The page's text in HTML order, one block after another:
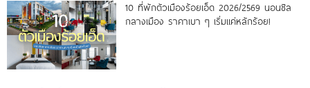
10 ที่พักตัวเมืองร้อยเอ็ด 2026/2569 นอนชิล
กลางเมือง ราคาเบา ๆ เริ่มแค่หลักร้อย!